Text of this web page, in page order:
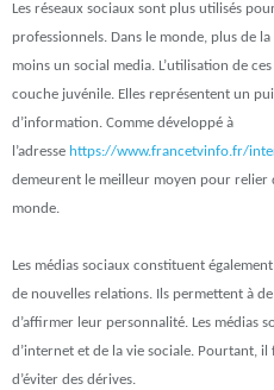
Les réseaux sociaux sont plus utilisés
professionnels. Dans le monde, plus de
moins un social media. L’utilisation de
couche juvénile. Elles représentent un
d’information. Comme développé à
l’adresse https://www.francetvinfo.fr/
demeurent le meilleur moyen pour relier
monde.
Les médias sociaux constituent
de nouvelles relations. Ils permettent à
d’affirmer leur personnalité. Les médias
d’internet et de la vie sociale. Pourtant,
d’éviter des dérives.